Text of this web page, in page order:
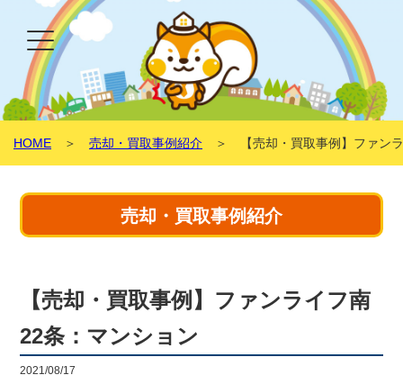
HOME ＞ 売却・買取事例紹介 ＞ 【売却・買取事例】ファン
売却・買取事例紹介
【売却・買取事例】ファンライフ南
22条：マンション
2021/08/17